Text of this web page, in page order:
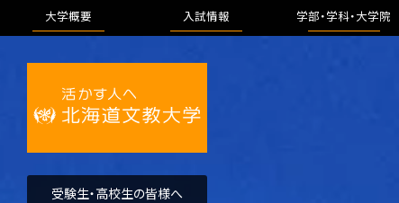
大学概要 入試情報 学部・学科・大学院
受験生・高校生の皆様へ